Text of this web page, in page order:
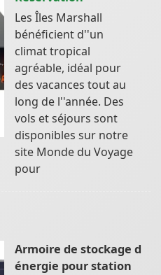
Les Îles Marshall
bénéficient d''un
climat tropical
agréable, idéal pour
des vacances tout au
long de l''année. Des
vols et séjours sont
disponibles sur notre
site Monde du Voyage
pour
Armoire de stockage d
énergie pour station